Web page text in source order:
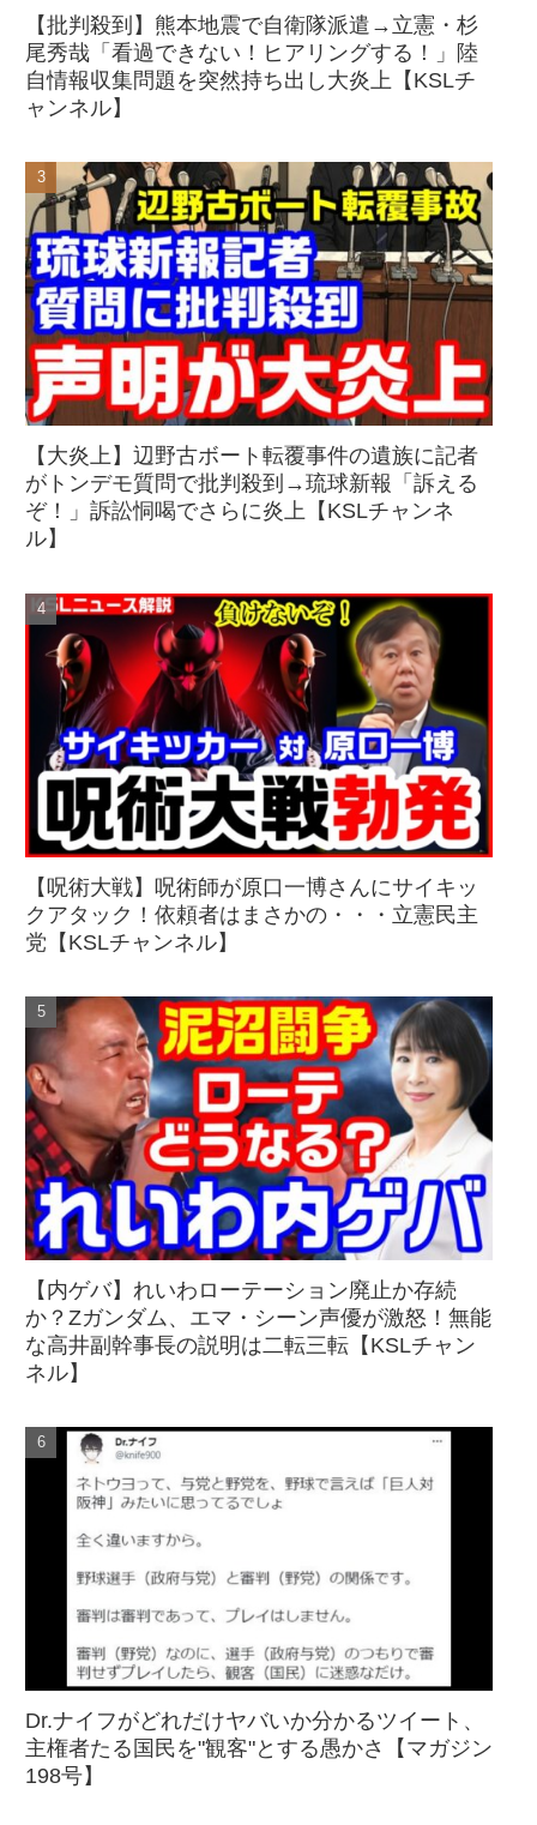
【批判殺到】熊本地震で自衛隊派遣→立憲・杉
尾秀哉「看過できない！ヒアリングする！」陸
自情報収集問題を突然持ち出し大炎上【KSLチ
ャンネル】
【大炎上】辺野古ボート転覆事件の遺族に記者
がトンデモ質問で批判殺到→琉球新報「訴える
ぞ！」訴訟恫喝でさらに炎上【KSLチャンネ
ル】
【呪術大戦】呪術師が原口一博さんにサイキッ
クアタック！依頼者はまさかの・・・立憲民主
党【KSLチャンネル】
【内ゲバ】れいわローテーション廃止か存続
か？Zガンダム、エマ・シーン声優が激怒！無能
な高井副幹事長の説明は二転三転【KSLチャン
ネル】
Dr.ナイフがどれだけヤバいか分かるツイート、
主権者たる国民を"観客"とする愚かさ【マガジン
198号】